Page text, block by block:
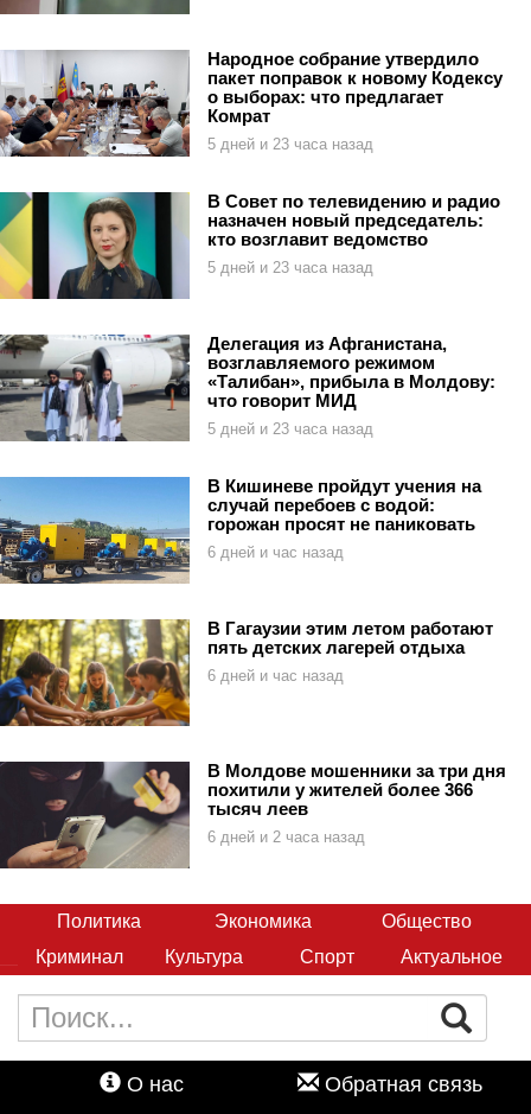
Народное собрание утвердило
пакет поправок к новому Кодексу
о выборах: что предлагает
Комрат
5 дней и 23 часа назад
В Совет по телевидению и радио
назначен новый председатель:
кто возглавит ведомство
5 дней и 23 часа назад
Делегация из Афганистана,
возглавляемого режимом
«Талибан», прибыла в Молдову:
что говорит МИД
5 дней и 23 часа назад
В Кишиневе пройдут учения на
случай перебоев с водой:
горожан просят не паниковать
6 дней и час назад
В Гагаузии этим летом работают
пять детских лагерей отдыха
6 дней и час назад
В Молдове мошенники за три дня
похитили у жителей более 366
тысяч леев
6 дней и 2 часа назад
Политика Экономика
Общество
Криминал
Культура Спорт Актуальное
О нас Обратная связь